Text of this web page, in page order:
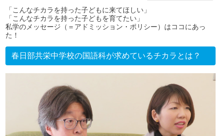
「こんなチカラを持った子どもに来てほしい」
「こんなチカラを持った子どもを育てたい」
私学のメッセージ（＝アドミッション・ポリシー）はココにあっ
た！
春日部共栄中学校の国語科が求めているチカラとは？